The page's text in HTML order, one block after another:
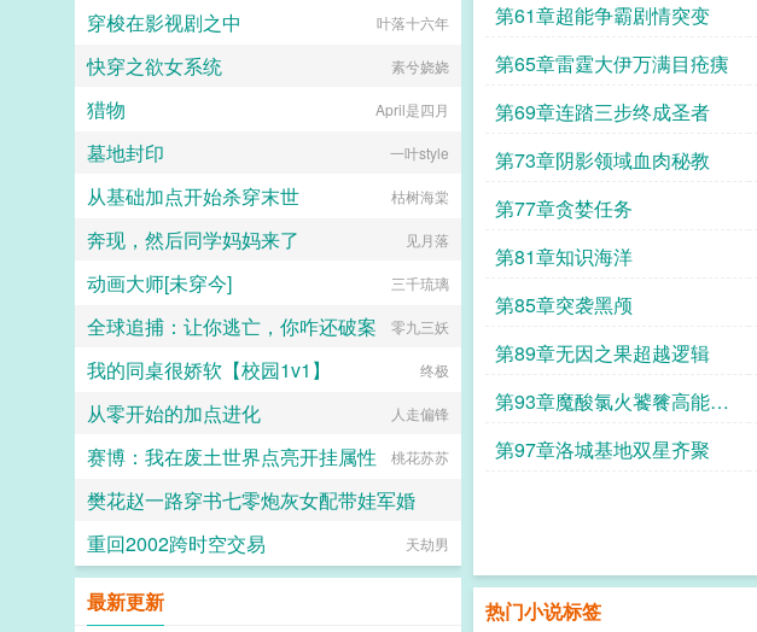
第61章超能争霸剧情突变
第65章雷霆大伊万满目疮痍
第69章连踏三步终成圣者
第73章阴影领域血肉秘教
第77章贪婪任务
第81章知识海洋
第85章突袭黑颅
第89章无因之果超越逻辑
第93章魔酸氯火饕餮高能电
磁炮
第97章洛城基地双星齐聚
热门小说标签
穿梭在影视剧之中 叶落十六年
快穿之欲女系统 素兮娆娆
猎物 April是四月
墓地封印 一叶style
从基础加点开始杀穿末世 枯树海棠
奔现，然后同学妈妈来了 见月落
动画大师[未穿今] 三千琉璃
全球追捕：让你逃亡，你咋还破案 零九三妖
我的同桌很娇软【校园1v1】 终极
从零开始的加点进化 人走偏锋
赛博：我在废土世界点亮开挂属性 桃花苏苏
樊花赵一路穿书七零炮灰女配带娃军婚
追风又又
重回2002跨时空交易 天劫男
最新更新